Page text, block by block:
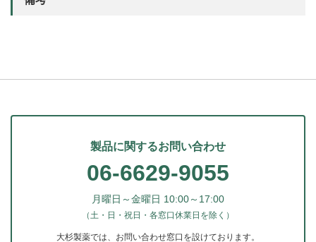
製品に関するお問い合わせ
06-6629-9055
月曜日～金曜日 10:00～17:00
（土・日・祝日・各窓口休業日を除く）
大杉製薬では、お問い合わせ窓口を設けております。